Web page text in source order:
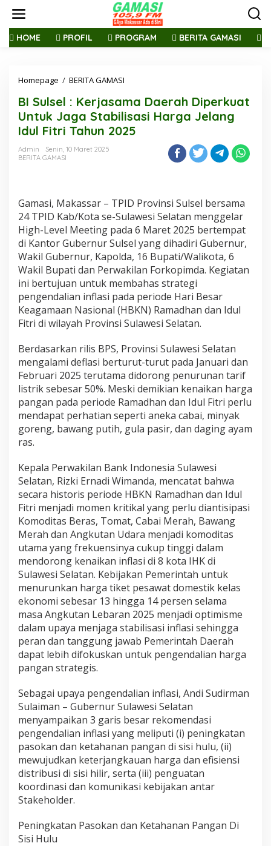
HOME PROFIL PROGRAM BERITA GAMASI
Homepage / BERITA GAMASI
S
u
l
s
r
a
s
a
m
a
D
a
e
r
a
i
p
e
r
u
a
t
u
k
a
g
a
S
t
a
b
l
i
s
a
s
i
H
g
a
J
e
l
a
n
g
d
F
BI Sulsel : Kerjasama Daerah Diperkuat
Untuk Jaga Stabilisasi Harga Jelang
Idul Fitri Tahun 2025
Admin
Senin, 10 Maret 2025
BERITA GAMASI
Gamasi, Makassar – TPID Provinsi Sulsel bersama
24 TPID Kab/Kota se-Sulawesi Selatan menggelar
High-Level Meeting pada 6 Maret 2025 bertempat
di Kantor Gubernur Sulsel yang dihadiri Gubernur,
Wakil Gubernur, Kapolda, 16 Bupati/Walikota, 6
Wakil Bupati dan Perwakilan Forkopimda. Kegiatan
ini bertujuan untuk membahas strategi
pengendalian inflasi pada periode Hari Besar
Keagamaan Nasional (HBKN) Ramadhan dan Idul
Fitri di wilayah Provinsi Sulawesi Selatan.
Berdasarkan rilis BPS, Provinsi Sulawesi Selatan
mengalami deflasi berturut-turut pada Januari dan
Februari 2025 terutama didorong penurunan tarif
listrik sebesar 50%. Meski demikian kenaikan harga
pangan pada periode Ramadhan dan Idul Fitri perlu
mendapat perhatian seperti aneka cabai, minyak
goreng, bawang putih, gula pasir, dan daging ayam
ras.
Kepala Perwakilan Bank Indonesia Sulawesi
Selatan, Rizki Ernadi Wimanda, mencatat bahwa
secara historis periode HBKN Ramadhan dan Idul
Fitri menjadi momen kritikal yang perlu diantisipasi
Komoditas Beras, Tomat, Cabai Merah, Bawang
Merah dan Angkutan Udara menjadi komoditas
utama yang frekuensinya cukup tinggi dalam
mendorong kenaikan inflasi di 8 kota IHK di
Sulawesi Selatan. Kebijakan Pemerintah untuk
menurunkan harga tiket pesawat domestik kelas
ekonomi sebesar 13 hingga 14 persen selama
masa Angkutan Lebaran 2025 menjadi optimisme
dalam upaya menjaga stabilisasi inflasi sehingga
peran dan tanggung jawab Pemerintah Daerah
dapat lebih difokuskan untuk pengendalian harga
pangan strategis.
Sebagai upaya pengendalian inflasi, Andi Sudirman
Sulaiman – Gubernur Sulawesi Selatan
menyampaikan 3 garis besar rekomendasi
pengendalian inflasi yang meliputi (i) peningkatan
pasokan dan ketahanan pangan di sisi hulu, (ii)
mewujudkan keterjangkauan harga dan efisiensi
distribusi di sisi hilir, serta (iii) penguatan
koordinasi dan komunikasi kebijakan antar
Stakeholder.
Peningkatan Pasokan dan Ketahanan Pangan Di
Sisi Hulu